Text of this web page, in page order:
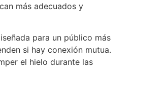
más adecuados y
para un público más
si hay conexión mutua.
el hielo durante las